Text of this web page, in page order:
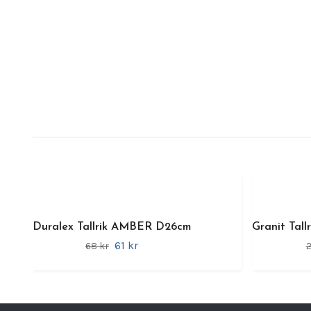
Duralex Tallrik AMBER D26cm
68 kr 61 kr
Granit